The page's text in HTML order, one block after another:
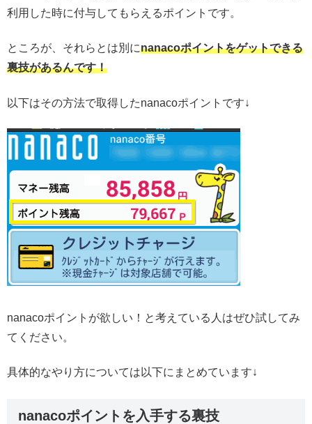
利用した時に付与してもらえるポイントです。
ところが、それらとは別にnanacoポイントをゲットできる
裏技があるんです！
以下はその方法で取得したnanacoポイントです↓
nanacoポイントが欲しい！と考えている人はぜひ試してみ
てください。
具体的なやり方については以下にまとめています↓
nanacoポイントを入手する裏技